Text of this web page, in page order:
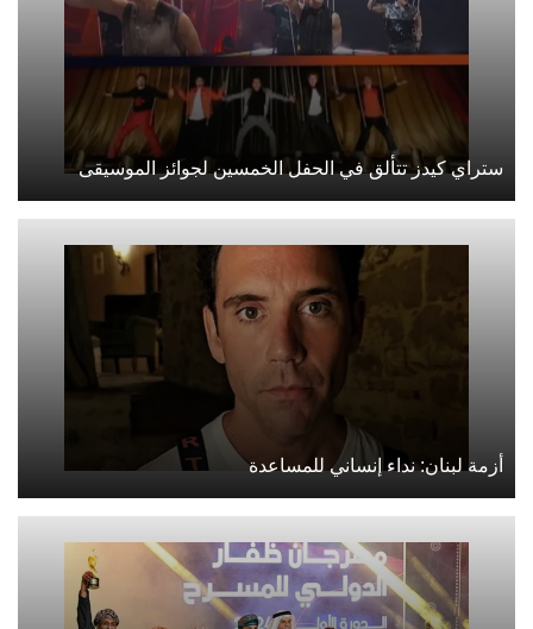
ستراي كيدز تتألق في الحفل الخمسين لجوائز الموسيقى
أزمة لبنان: نداء إنساني للمساعدة